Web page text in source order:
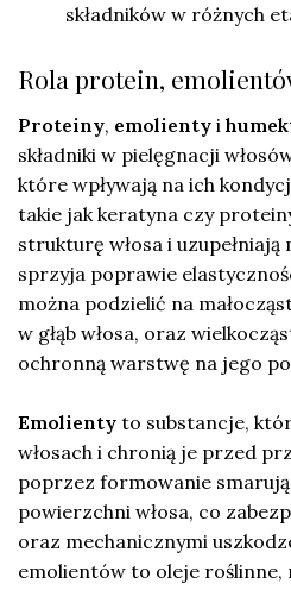
składników w różnych
Rola protein,
Proteiny, emolienty i
składniki w pielęgnacji
które wpływają na ich
takie jak keratyna czy
strukturę włosa i
sprzyja poprawie
można podzielić na
w głąb włosa, oraz
ochronną warstwę na jego
Emolienty to substancje,
włosach i chronią je przed
poprzez formowanie
powierzchni włosa, co
oraz mechanicznymi
emolientów to oleje roślinne,